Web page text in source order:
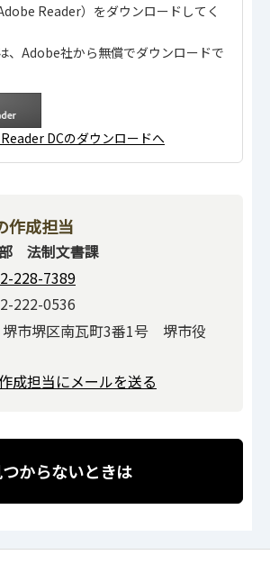
Reader）をダウンロードしてく
、Adobe社から無償でダウンロードで
DCのダウンロードへ
作成担当
法制文書課
228-7389
222-0536
市堺区南瓦町3番1号 堺市役
成担当にメールを送る
からないときは